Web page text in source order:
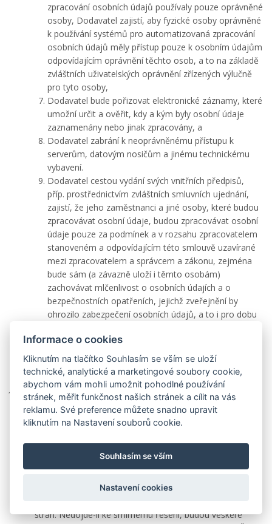
zpracování osobních údajů používaly pouze oprávněné
osoby, Dodavatel zajistí, aby fyzické osoby oprávněné
k používání systémů pro automatizovaná zpracování
osobních údajů měly přístup pouze k osobním údajům
odpovídajícím oprávnění těchto osob, a to na základě
zvláštních uživatelských oprávnění zřízených výlučně
pro tyto osoby,
Dodavatel bude pořizovat elektronické záznamy, které
umožní určit a ověřit, kdy a kým byly osobní údaje
zaznamenány nebo jinak zpracovány, a
Dodavatel zabrání k neoprávněnému přístupu k
serverům, datovým nosičům a jinému technickému
vybavení.
Dodavatel cestou vydání svých vnitřních předpisů,
příp. prostřednictvím zvláštních smluvních ujednání,
zajistí, že jeho zaměstnanci a jiné osoby, které budou
zpracovávat osobní údaje, budou zpracovávat osobní
údaje pouze za podmínek a v rozsahu zpracovatelem
stanoveném a odpovídajícím této smlouvě uzavírané
mezi zpracovatelem a správcem a zákonu, zejména
bude sám (a závazně uloží i těmto osobám)
zachovávat mlčenlivost o osobních údajích a o
bezpečnostních opatřeních, jejichž zveřejnění by
ohrozilo zabezpečení osobních údajů, a to i pro dobu
Smluvní strany v rámci svých nejlepších znalostí
vynaloží veškeré úsilí, aby byla s ohledem na okolnosti
zajištěna bezpečnost osobních dat i jakýmikoliv jinými
způsoby, než které jsou zde výslovně vyjmenovány.
Rozhodné právo a řešení sporů
Tyto Všeobecné podmínky i Smlouva se řídí právem
České republiky s vyloučením kolizních norem, které by
vzniklého v souvislosti s těmito Všeobecnými podmínkami
možné úsilí, které lze po nich spravedlivě požadovat, k
stran. Nedojde-li ke smírnému řešení, budou veškeré
Informace o cookies
Kliknutím na tlačítko Souhlasím se vším se uloží
technické, analytické a marketingové soubory cookie,
abychom vám mohli umožnit pohodlné používání
stránek, měřit funkčnost našich stránek a cílit na vás
reklamu. Své preference můžete snadno upravit
kliknutím na Nastavení souborů cookie.
Souhlasím se vším
Nastavení cookies